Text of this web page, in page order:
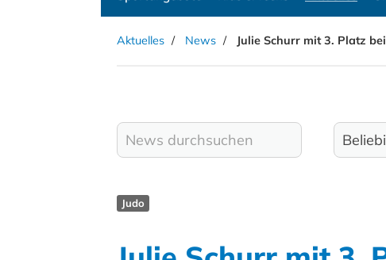
Aktuelles News Julie Schurr mit 3. Platz
Judo